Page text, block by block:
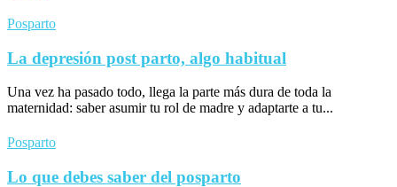
Posparto
La depresión post parto, algo habitual
Una vez ha pasado todo, llega la parte más dura de toda la
maternidad: saber asumir tu rol de madre y adaptarte a tu...
Posparto
Lo que debes saber del posparto